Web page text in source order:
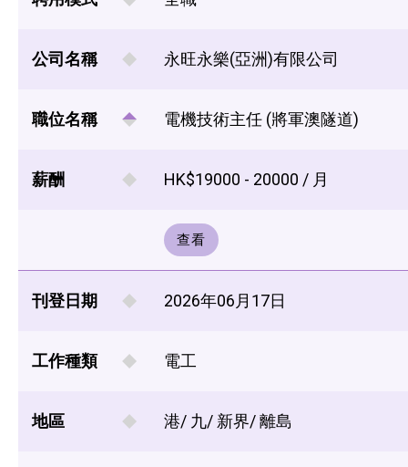
公司名稱 永旺永樂(亞洲)有限公司
職位名稱 電機技術主任 (將軍澳隧道)
薪酬 HK$19000 - 20000 / 月
查看
刊登日期 2026年06月17日
工作種類 電工
地區 港/ 九/ 新界/ 離島